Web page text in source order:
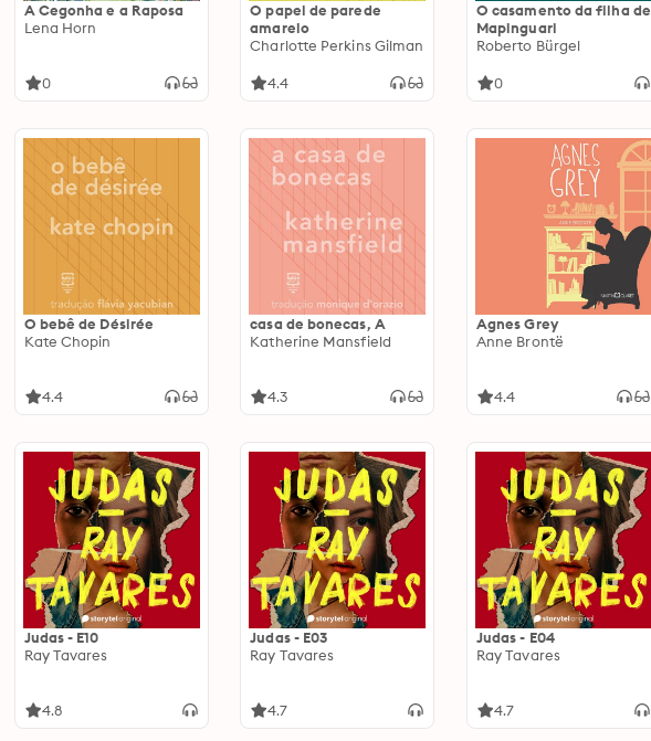
A Cegonha e a Raposa
Lena Horn
0
O papel de parede
amarelo
Charlotte Perkins Gilman
4.4
O casamento da filha de
Mapinguari
Roberto Bürgel
0
O bebê de Désirée
Kate Chopin
4.4
casa de bonecas, A
Katherine Mansfield
4.3
Agnes Grey
Anne Brontë
4.4
Judas - E10
Ray Tavares
4.8
Judas - E03
Ray Tavares
4.7
Judas - E04
Ray Tavares
4.7